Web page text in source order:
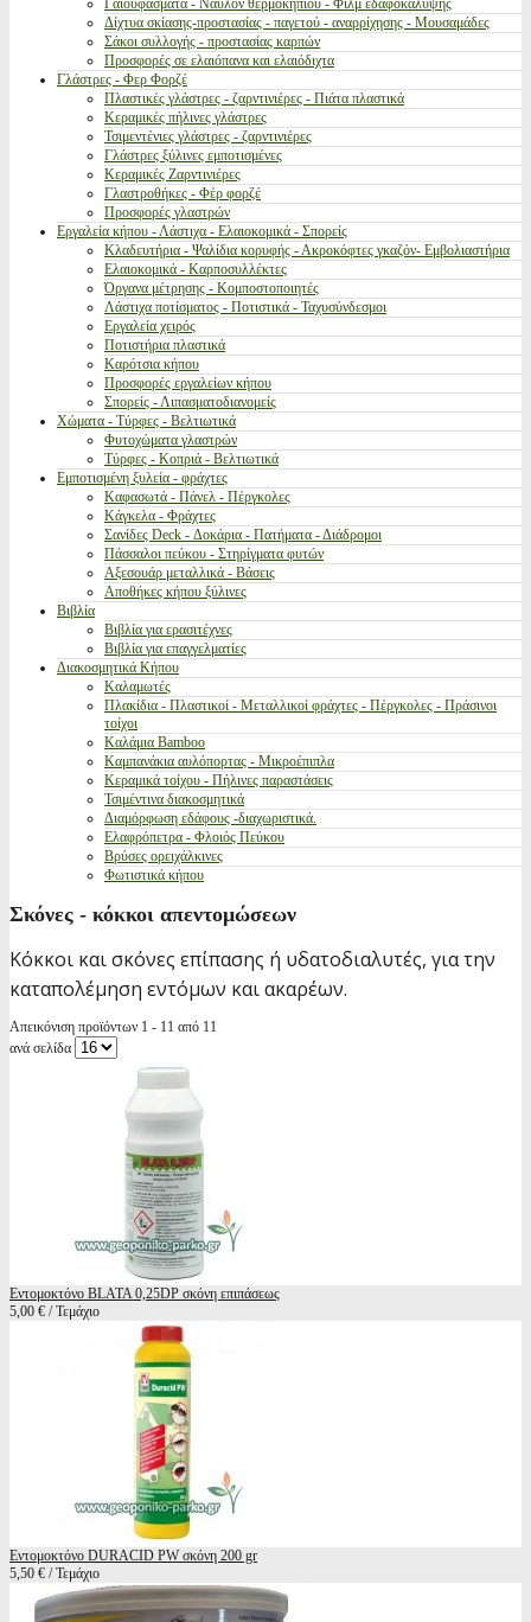
Γαιουφάσματα - Νάυλον θερμοκηπίου - Φίλμ εδαφοκάλυψης
Δίχτυα σκίασης-προστασίας - παγετού - αναρρίχησης - Μουσαμάδες
Σάκοι συλλογής - προστασίας καρπών
Προσφορές σε ελαιόπανα και ελαιόδιχτα
Γλάστρες - Φερ Φορζέ
Πλαστικές γλάστρες - ζαρντινιέρες - Πιάτα πλαστικά
Κεραμικές πήλινες γλάστρες
Τσιμεντένιες γλάστρες - ζαρντινιέρες
Γλάστρες ξύλινες εμποτισμένες
Κεραμικές Ζαρντινιέρες
Γλαστροθήκες - Φέρ φορζέ
Προσφορές γλαστρών
Εργαλεία κήπου - Λάστιχα - Ελαιοκομικά - Σπορείς
Κλαδευτήρια - Ψαλίδια κορυφής - Ακροκόφτες γκαζόν- Εμβολιαστήρια
Ελαιοκομικά - Καρποσυλλέκτες
Όργανα μέτρησης - Κομποστοποιητές
Λάστιχα ποτίσματος - Ποτιστικά - Ταχυσύνδεσμοι
Εργαλεία χειρός
Ποτιστήρια πλαστικά
Καρότσια κήπου
Προσφορές εργαλείων κήπου
Σπορείς - Λιπασματοδιανομείς
Χώματα - Τύρφες - Βελτιωτικά
Φυτοχώματα γλαστρών
Τύρφες - Κοπριά - Βελτιωτικά
Εμποτισμένη ξυλεία - φράχτες
Καφασωτά - Πάνελ - Πέργκολες
Κάγκελα - Φράχτες
Σανίδες Deck - Δοκάρια - Πατήματα - Διάδρομοι
Πάσσαλοι πεύκου - Στηρίγματα φυτών
Αξεσουάρ μεταλλικά - Βάσεις
Αποθήκες κήπου ξύλινες
Βιβλία
Βιβλία για ερασιτέχνες
Βιβλία για επαγγελματίες
Διακοσμητικά Κήπου
Καλαμωτές
Πλακίδια - Πλαστικοί - Μεταλλικοί φράχτες - Πέργκολες - Πράσινοι
τοίχοι
Καλάμια Bamboo
Καμπανάκια αυλόπορτας - Μικροέπιπλα
Κεραμικά τοίχου - Πήλινες παραστάσεις
Τσιμέντινα διακοσμητικά
Διαμόρφωση εδάφους -διαχωριστικά.
Ελαφρόπετρα - Φλοιός Πεύκου
Βρύσες ορειχάλκινες
Φωτιστικά κήπου
Σκόνες - κόκκοι απεντομώσεων
Κόκκοι και σκόνες επίπασης ή υδατοδιαλυτές, για την
καταπολέμηση εντόμων και ακαρέων.
Απεικόνιση προϊόντων 1 - 11 από 11
ανά σελίδα
Εντομοκτόνο BLATA 0,25DP σκόνη επιπάσεως
5,00 € / Τεμάχιο
Εντομοκτόνο DURACID PW σκόνη 200 gr
5,50 € / Τεμάχιο